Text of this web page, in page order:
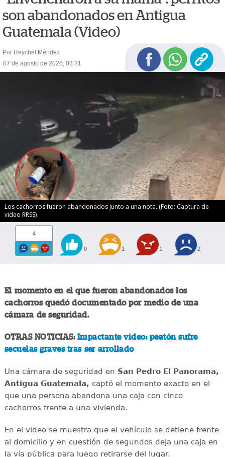
son abandonados en Antigua
Guatemala (Video)
Por Reychel Méndez
07 de agosto de 2026, 03:31
Los cachorros fueron abandonados junto a una nota. (Foto: Captura de
video RRSS)
4
0 1 1 2
El momento en el que fueron abandonados los
cachorros quedó documentado por medio de una
cámara de seguridad.
OTRAS NOTICIAS: Impactante video: peatón sufre
secuelas graves tras ser arrollado
Una cámara de seguridad en San Pedro El Panorama,
Antigua Guatemala, captó el momento exacto en el
que una persona abandona una caja con cinco
cachorros frente a una vivienda.
En el video se muestra que el vehículo se detiene frente
al domicilio y en cuestión de segundos deja una caja en
la vía pública para luego retirarse del lugar.